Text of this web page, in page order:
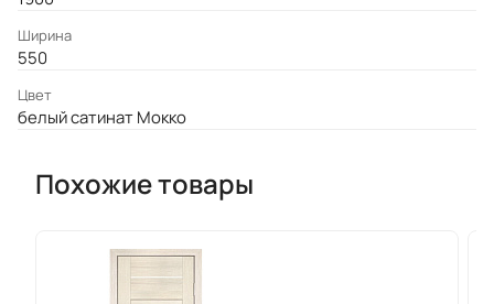
Ширина
550
Цвет
белый сатинат Мокко
Похожие товары